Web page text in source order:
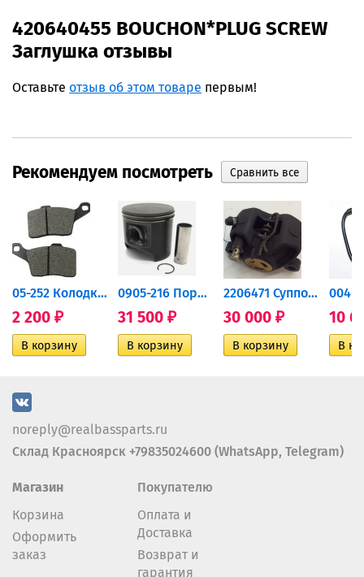
420640455 BOUCHON*PLUG SCREW
Заглушка отзывы
Оставьте отзыв об этом товаре первым!
Рекомендуем посмотреть
05-252 Колодки тормозные...
2 200 ₽
0905-216 Поршень Arctic Cat...
31 500 ₽
2206471 Суппорт тормозной...
30 000 ₽ 10
noreply@realbassparts.ru
Склад Красноярск +79835024600 (WhatsApp, Telegram)
Магазин
Корзина
Оформить
заказ
Покупателю
Оплата и
Доставка
Возврат и
гарантия